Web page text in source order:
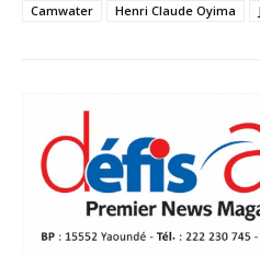
Camwater
Henri Claude Oyima